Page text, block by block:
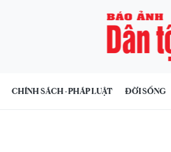
CHÍNH SÁCH - PHÁP LUẬT ĐỜI SỐNG